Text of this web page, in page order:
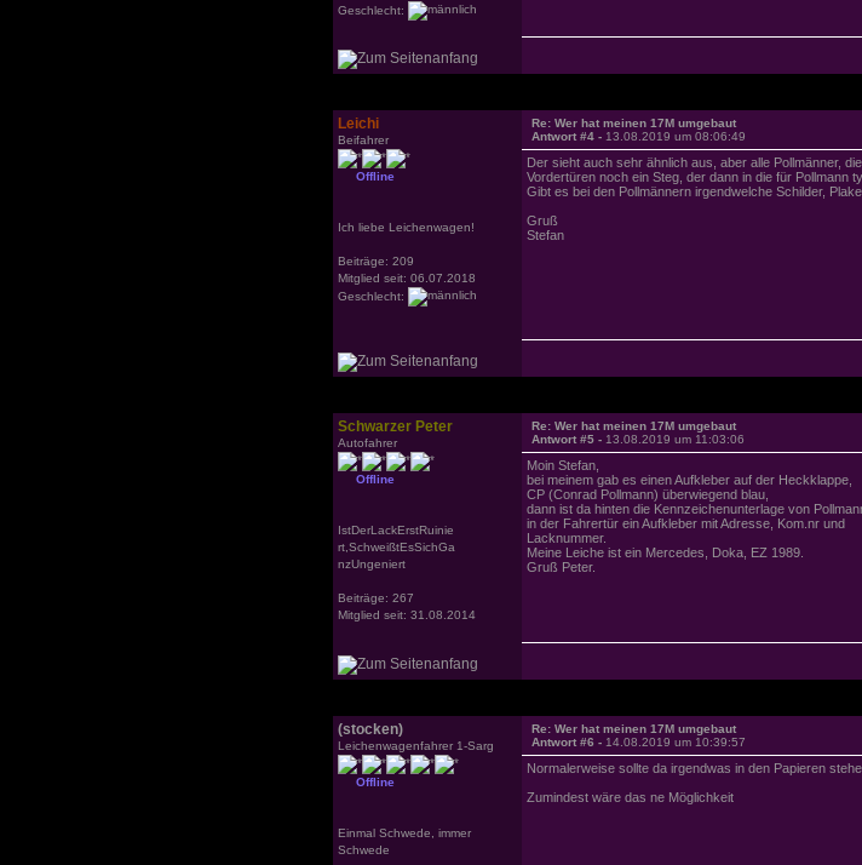
Geschlecht:
Leichi
Beifahrer
Offline
Ich liebe Leichenwagen!
Beiträge: 209
Mitglied seit: 06.07.2018
Geschlecht:
Re: Wer hat meinen 17M umgebaut
Antwort #4 - 13.08.2019 um 08:06:49
Der sieht auch sehr ähnlich aus, aber alle Pollmänner,
Vordertüren noch ein Steg, der dann in die für Pollmann
Gibt es bei den Pollmännern irgendwelche Schilder,
Gruß
Stefan
Schwarzer Peter
Autofahrer
Offline
IstDerLackErstRuinie
rt,SchweißtEsSichGa
nzUngeniert
Beiträge: 267
Mitglied seit: 31.08.2014
Re: Wer hat meinen 17M umgebaut
Antwort #5 - 13.08.2019 um 11:03:06
Moin Stefan,
bei meinem gab es einen Aufkleber auf der Heckklappe,
CP (Conrad Pollmann) überwiegend blau,
dann ist da hinten die Kennzeichenunterlage von
in der Fahrertür ein Aufkleber mit Adresse, Kom.nr und
Lacknummer.
Meine Leiche ist ein Mercedes, Doka, EZ 1989.
Gruß Peter.
(stocken)
Leichenwagenfahrer 1-Sarg
Offline
Einmal Schwede, immer
Schwede
Re: Wer hat meinen 17M umgebaut
Antwort #6 - 14.08.2019 um 10:39:57
Normalerweise sollte da irgendwas in den Papieren
Zumindest wäre das ne Möglichkeit